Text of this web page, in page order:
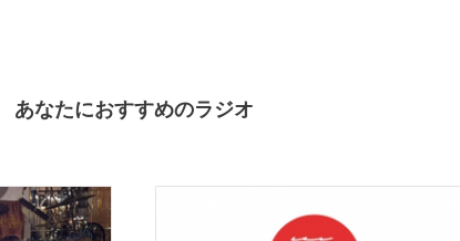
あなたにおすすめのラジオ